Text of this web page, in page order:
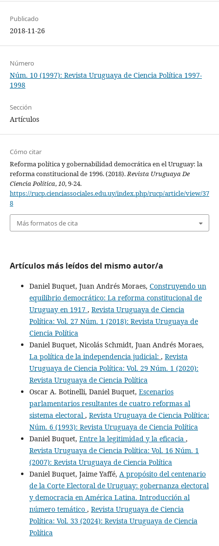
Publicado
2018-11-26
Número
Núm. 10 (1997): Revista Uruguaya de Ciencia Política 1997-
1998
Sección
Artículos
Cómo citar
Reforma política y gobernabilidad democrática en el Uruguay: la
reforma constitucional de 1996. (2018).Revista Uruguaya De
Ciencia Política,10, 9-24.
https://rucp.cienciassociales.edu.uy/index.php/rucp/article/view/37
8
Más formatos de cita
Artículos más leídos del mismo autor/a
Daniel Buquet, Juan Andrés Moraes, Construyendo un
equilibrio democrático: La reforma constitucional de
Uruguay en 1917 , Revista Uruguaya de Ciencia
Política: Vol. 27 Núm. 1 (2018): Revista Uruguaya de
Ciencia Política
Daniel Buquet, Nicolás Schmidt, Juan Andrés Moraes,
La política de la independencia judicial: , Revista
Uruguaya de Ciencia Política: Vol. 29 Núm. 1 (2020):
Revista Uruguaya de Ciencia Política
Oscar A. Botinelli, Daniel Buquet, Escenarios
parlamentarios resultantes de cuatro reformas al
sistema electoral, Revista Uruguaya de Ciencia Política:
Núm. 6 (1993): Revista Uruguaya de Ciencia Política
Daniel Buquet, Entre la legitimidad y la eficacia ,
Revista Uruguaya de Ciencia Política: Vol. 16 Núm. 1
(2007): Revista Uruguaya de Ciencia Política
Daniel Buquet, Jaime Yaffé, A propósito del centenario
de la Corte Electoral de Uruguay: gobernanza electoral
y democracia en América Latina. Introducción al
número temático , Revista Uruguaya de Ciencia
Política: Vol. 33 (2024): Revista Uruguaya de Ciencia
Política